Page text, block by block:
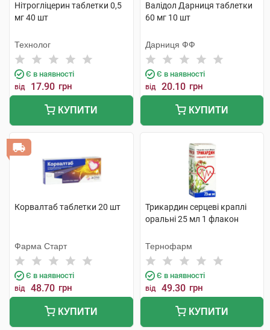
Нітрогліцерин таблетки 0,5
мг 40 шт
Технолог
Є в наявності
від 17.90 грн
КУПИТИ
Валідол Дарниця таблетки
60 мг 10 шт
Дарниця ФФ
Є в наявності
від 20.10 грн
КУПИТИ
Корвалтаб таблетки 20 шт
Фарма Старт
Є в наявності
від 48.70 грн
КУПИТИ
Трикардин серцеві краплі
оральні 25 мл 1 флакон
Тернофарм
Є в наявності
від 49.30 грн
КУПИТИ